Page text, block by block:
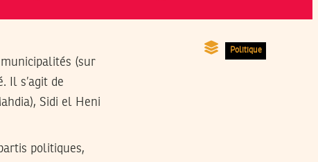
Politique
(sur
Il s’agit de
Sidi el Heni
politiques,